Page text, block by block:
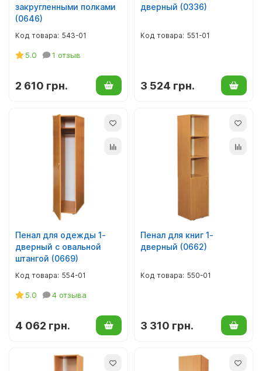
закругленными полками
(0646)
543-01
5.0 1 отзыв
2 610 грн.
дверный (0336)
551-01
3 524 грн.
Пенал для одежды 1-
дверный с овальной
штангой (0669)
554-01
5.0 4 отзыва
4 062 грн.
Пенал для книг 1-
дверный (0662)
550-01
3 310 грн.